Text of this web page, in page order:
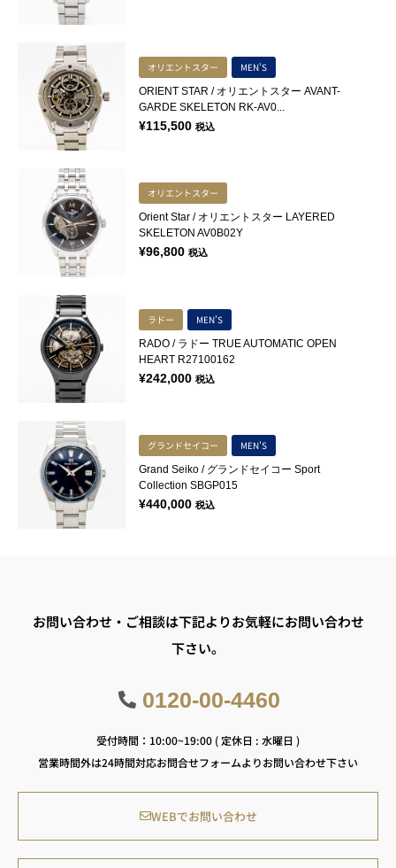
オリエントスター MEN'S
ORIENT STAR / オリエントスター AVANT-
GARDE SKELETON RK-AV0...
¥115,500 税込
オリエントスター
Orient Star / オリエントスター LAYERED
SKELETON AV0B02Y
¥96,800 税込
ラドー MEN'S
RADO / ラドー TRUE AUTOMATIC OPEN
HEART R27100162
¥242,000 税込
グランドセイコー MEN'S
Grand Seiko / グランドセイコー Sport
Collection SBGP015
¥440,000 税込
お問い合わせ・ご相談は下記よりお気軽にお問い合わせ
下さい。
0120-00-4460
受付時間：10:00~19:00 ( 定休日 : 水曜日 )
営業時間外は24時間対応お問合せフォームよりお問い合わせ下さい
WEBでお問い合わせ